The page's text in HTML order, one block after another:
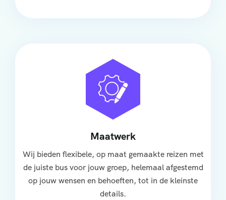
Maatwerk
Wij bieden flexibele, op maat gemaakte reizen met
de juiste bus voor jouw groep, helemaal afgestemd
op jouw wensen en behoeften, tot in de kleinste
details.